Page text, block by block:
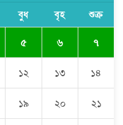
ইসলাম
চোরচক্রের ৩ সদস্য
যন্ত্রাংশ উদ্ধার
৭ ফুট ৬ ইঞ্চি উচ্চতার
বুধ বৃহ শুক্র
৫ ৬ ৭
১২ ১৩ ১৪
১৯ ২০ ২১